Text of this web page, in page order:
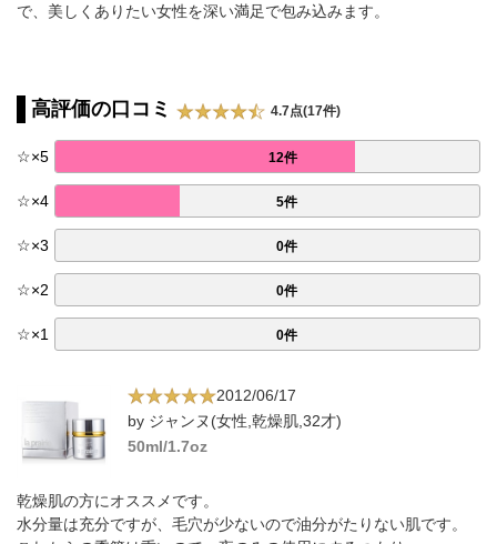
で、美しくありたい女性を深い満足で包み込みます。
高評価の口コミ 4.7点(17件)
☆×5 12件
☆×4 5件
☆×3 0件
☆×2 0件
☆×1 0件
2012/06/17
by ジャンヌ(女性,乾燥肌,32才)
50ml/1.7oz
乾燥肌の方にオススメです。
水分量は充分ですが、毛穴が少ないので油分がたりない肌です。